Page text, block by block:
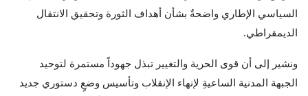
السياسي الإطاري واضحةٌ بشأن أهداف الثورة وتحقيق الانتقال
الديمقراطي.
ونشير إلى أن قوى الحرية والتغيير تبذل جهوداً مستمرة لتوحيد
الجبهة المدنية الساعيةِ لإنهاء الإنقلاب وتأسيس وضعٍ دستوري جديد